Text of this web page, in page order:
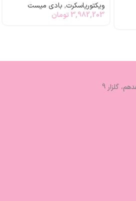
ویکتوریاسکرت, بادی میست
3,982,203 تومان
گلزار 9